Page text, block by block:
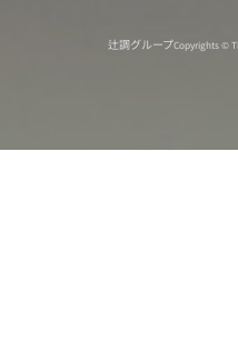
辻調グループCopyrights ©